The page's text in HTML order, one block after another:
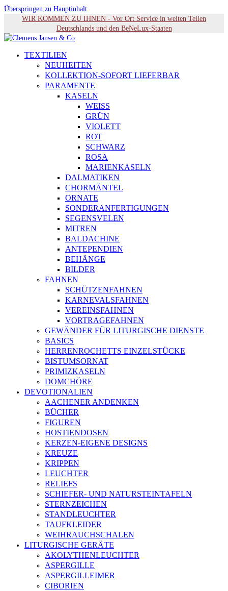
Überspringen zu Hauptinhalt
WIR KOMMEN ZU IHNEN - Vor Ort Service in weiten Teilen
Deutschlands und den BeNeLux-Staaten
TEXTILIEN
NEUHEITEN
KOLLEKTION-SOFORT LIEFERBAR
PARAMENTE
KASELN
WEISS
GRÜN
VIOLETT
ROT
SCHWARZ
ROSA
MARIENKASELN
DALMATIKEN
CHORMÄNTEL
ORNATE
SONDERANFERTIGUNGEN
SEGENSVELEN
MITREN
BALDACHINE
ANTEPENDIEN
BEHÄNGE
BILDER
FAHNEN
SCHÜTZENFAHNEN
KARNEVALSFAHNEN
VEREINSFAHNEN
VORTRAGEFAHNEN
GEWÄNDER FÜR LITURGISCHE DIENSTE
BASICS
HERRENROCHETTS EINZELSTÜCKE
BISTUMSORNAT
PRIMIZKASELN
DOMCHÖRE
DEVOTIONALIEN
AACHENER ANDENKEN
BÜCHER
FIGUREN
HOSTIENDOSEN
KERZEN-EIGENE DESIGNS
KREUZE
KRIPPEN
LEUCHTER
RELIEFS
SCHIEFER- UND NATURSTEINTAFELN
STERNZEICHEN
STANDLEUCHTER
TAUFKLEIDER
WEIHRAUCHSCHALEN
LITURGISCHE GERÄTE
AKOLYTHENLEUCHTER
ASPERGILLE
ASPERGILLEIMER
CIBORIEN